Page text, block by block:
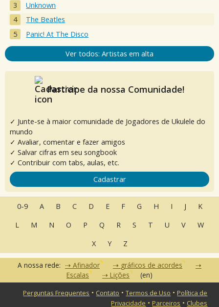
Unknown
The Beatles
Panic! At The Disco
Ver todos: Artistas em alta
Participe da nossa Comunidade!
✓ Junte-se à maior comunidade de Jogadores de Ukulele do
mundo
✓ Avaliar, comentar e fazer amigos
✓ Salvar cifras em seu songbook
✓ Contribuir com tabs, aulas, etc.
Cadastrar
0-9 A B C D E F G H I J
K
L
M N O P Q R S T U V
W
X
Y Z
A nossa rede: Afinador
gráficos de acordes
Escalas
Lições (en)
Perguntas Frequentes • Contato •Termos de Uso •Política de
Privacidade •Parceiros • Clubes